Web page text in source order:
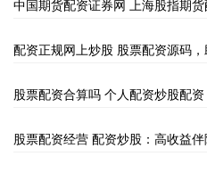
中国期货配资证券网 上海股指期
配资正规网上炒股 股票配资源码
股票配资合算吗 个人配资炒股配
股票配资经营 配资炒股：高收益